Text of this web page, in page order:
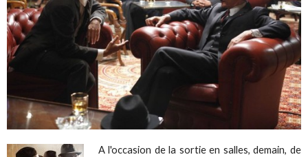
A l'occasion de la sortie en salles, demain, de